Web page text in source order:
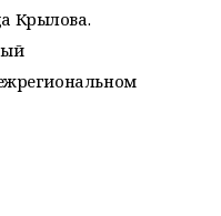
Крылова.